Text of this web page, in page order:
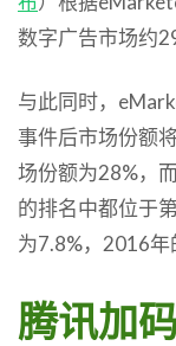
数字广告市场约
与此同时，
事件后市场份额
场份额为28%，
的排名中都位于
为7.8%，2016年
腾讯加